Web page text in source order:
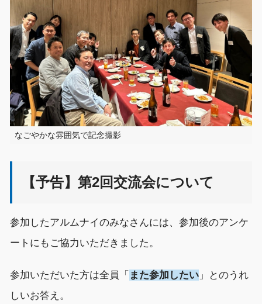
なごやかな雰囲気で記念撮影
【予告】第2回交流会について
参加したアルムナイのみなさんには、 参加後のアンケ
ートに もご協力いただきました。
参加いただいた方は全員 「 また参加したい 」 とのうれ
しいお答え。